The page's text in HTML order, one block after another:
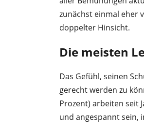
zunächst einmal eher
doppelter Hinsicht.
Die meisten
Das Gefühl, seinen
gerecht werden zu
Prozent) arbeiten seit
und angespannt sein,